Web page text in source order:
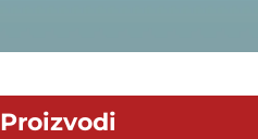
Proizvodi